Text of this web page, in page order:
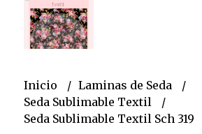
Inicio
Laminas de Seda
Seda Sublimable Textil
Seda Sublimable Textil Sch 319